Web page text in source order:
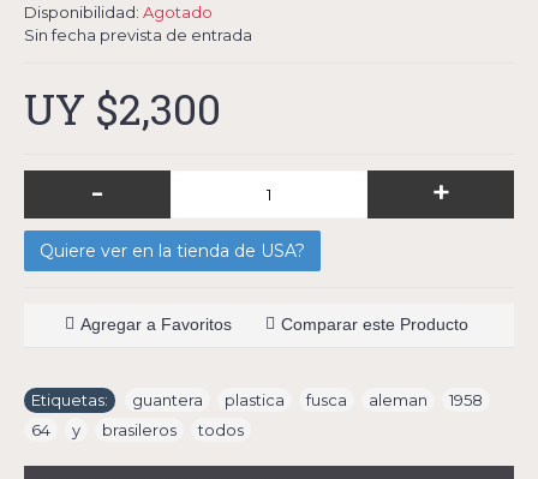
Disponibilidad: Agotado
Sin fecha prevista de entrada
UY $2,300
- +
Quiere ver en la tienda de USA?
Agregar a Favoritos Comparar este Producto
Etiquetas: guantera plastica fusca aleman 1958
64
y brasileros todos